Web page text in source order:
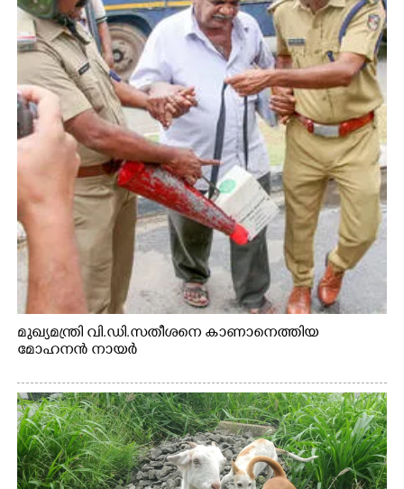
മുഖ്യമന്ത്രി വി.ഡി.സതീശനെ കാണാനെത്തിയ
മോഹനൻ നായർ